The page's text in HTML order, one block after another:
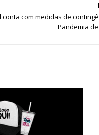
conta com medidas de
Pandemia